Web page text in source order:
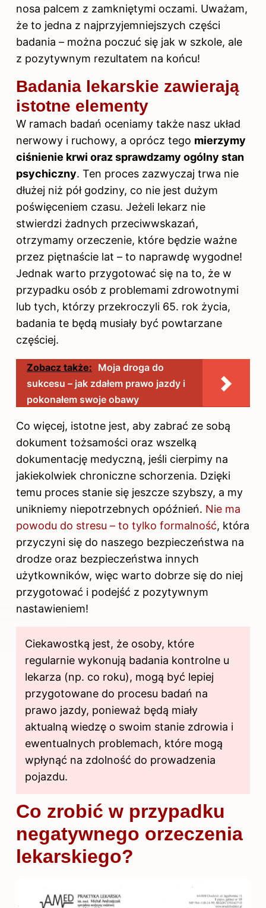
nosa palcem z zamkniętymi oczami. Uważam,
że to jedna z najprzyjemniejszych części
badania – można poczuć się jak w szkole, ale
z pozytywnym rezultatem na końcu!
Badania lekarskie zawierają
istotne elementy
W ramach badań oceniamy także nasz układ
nerwowy i ruchowy, a oprócz tego mierzymy
ciśnienie krwi oraz sprawdzamy ogólny stan
psychiczny. Ten proces zazwyczaj trwa nie
dłużej niż pół godziny, co nie jest dużym
poświęceniem czasu. Jeżeli lekarz nie
stwierdzi żadnych przeciwwskazań,
otrzymamy orzeczenie, które będzie ważne
przez piętnaście lat – to naprawdę wygodne!
Jednak warto przygotować się na to, że w
przypadku osób z problemami zdrowotnymi
lub tych, którzy przekroczyli 65. rok życia,
badania te będą musiały być powtarzane
częściej.
Zobacz także: Moja droga do
sukcesu – jak zdałem prawo jazdy i
pokonałem swoje obawy
Co więcej, istotne jest, aby zabrać ze sobą
dokument tożsamości oraz wszelką
dokumentację medyczną, jeśli cierpimy na
jakiekolwiek chroniczne schorzenia. Dzięki
temu proces stanie się jeszcze szybszy, a my
unikniemy niepotrzebnych opóźnień. Nie ma
powodu do stresu – to tylko formalność, która
przyczyni się do naszego bezpieczeństwa na
drodze oraz bezpieczeństwa innych
użytkowników, więc warto dobrze się do niej
przygotować i podejść z pozytywnym
nastawieniem!
Ciekawostką jest, że osoby, które
regularnie wykonują badania kontrolne u
lekarza (np. co roku), mogą być lepiej
przygotowane do procesu badań na
prawo jazdy, ponieważ będą miały
aktualną wiedzę o swoim stanie zdrowia i
ewentualnych problemach, które mogą
wpłynąć na zdolność do prowadzenia
pojazdu.
Co zrobić w przypadku
negatywnego orzeczenia
lekarskiego?